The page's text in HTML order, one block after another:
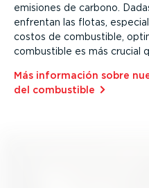
emisiones de carbono.
enfrentan las flotas,
costos de combustible,
combustible es más crucial
Más información sobre
del combustible